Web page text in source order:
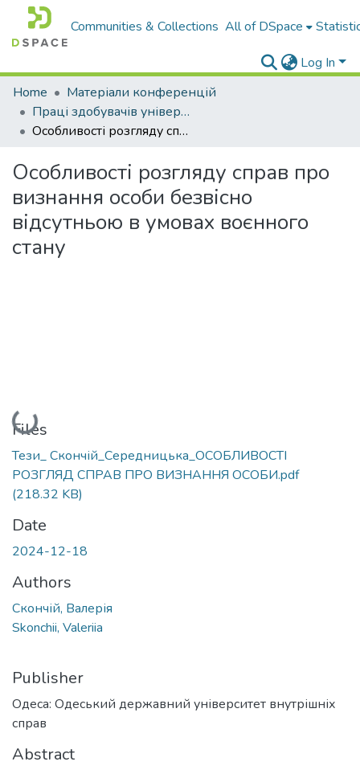
Communities & Collections All of DSpace
Log In
Home
Матеріали конференцій
Праці здобувачів університету
Особливості розгляду справ про визнання особи безвісно відсутньою в умовах воєнного стану
Особливості розгляду справ про
визнання особи безвісно
відсутньою в умовах воєнного
стану
Loading...
Files
Тези_ Скончій_Середницька_ОСОБЛИВОСТІ
РОЗГЛЯД СПРАВ ПРО ВИЗНАННЯ ОСОБИ.pdf
(218.32 KB)
Date
2024-12-18
Authors
Скончій, Валерія
Skonchii, Valeriia
Publisher
Одеса: Одеський державний університет внутрішніх
справ
Abstract